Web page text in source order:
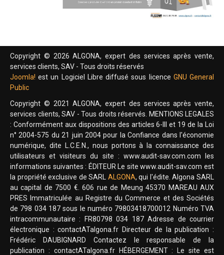
Copyright © 2026 ALGONA, expert des services après vente,
services clients, SAV - Tous droits réservés
Joomla! est un Logiciel Libre diffusé sous licence GNU General
Public
Copyright © 2021 ALGONA, expert des services après vente,
services clients, SAV - Tous droits réservés. MENTIONS LEGALES
: Conformément aux dispositions des articles 6-III et 19 de la Loi
n° 2004-575 du 21 juin 2004 pour la Confiance dans l'économie
numérique, dite L.C.E.N., nous portons à la connaissance des
utilisateurs et visiteurs du site : www.audit-sav.com.com les
informations suivantes : ÉDITEUR Le site www.audit-sav.com est
la propriété exclusive de SARL ALGONA, qui l'édite. Algona SARL
au capital de 7500 €. 606 rue de Meung 45370 MAREAU AUX
PRES Immatriculée au Registre du Commerce et des Sociétés
de 798 034 187 sous le numéro 79803418700012 Numéro TVA
intracommunautaire : FR80798 034 187 Adresse de courrier
électronique : contactATalgona.fr Directeur de la publication :
Frédéric DAUBIGNARD Contactez le responsable de la
publication : contactATalgona.fr HÉBERGEMENT : Le site est